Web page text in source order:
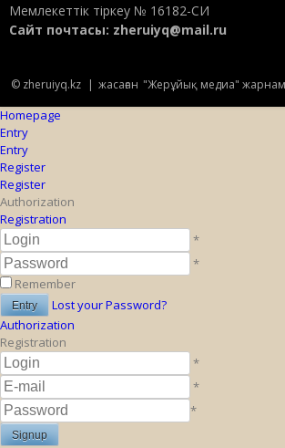
Мемлекеттік тіркеу № 16182-СИ
Сайт почтасы: zheruiyq@mail.ru
© zheruiyq.kz | жасаған "Жерұйық медиа"
Homepage
Entry
Entry
Register
Register
Authorization
Registration
*
*
Remember
Lost your Password?
Authorization
Registration
*
*
*